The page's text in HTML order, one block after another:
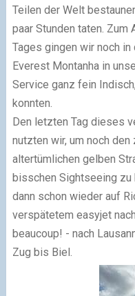
Teilen der Welt
paar Stunden taten.
Tages gingen wir noch
Everest Montanha in
Service ganz fein
konnten.
Den letzten Tag dieses
nutzten wir, um noch
altertümlichen gelben
bisschen Sightseeing zu
dann schon wieder auf
verspätetem easyjet
beaucoup! - nach
Zug bis Biel.